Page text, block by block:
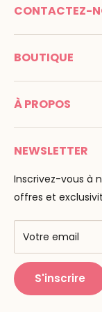
CONTACTEZ-
MONTESSORI
Promenade Jean
Tél : 05 53 61 21 26
Email :
BOUTIQUE
C G V
Mentions légales
Paiement
Livraison
F.A.Q
À PROPOS
Montessori Spirit
Maria Montessori
La pédagogie
Nos marques
Centres de
Public Montessori
NEWSLETTER
Inscrivez-vous à
offres et
Votre email
S'inscrire